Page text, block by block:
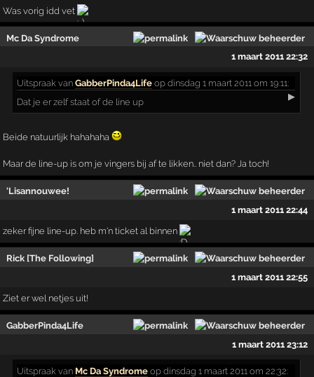
Was vorig idd vet
Mc Da Syndrome
1 maart 2011 22:32
Uitspraak vanGabberPinda4Life op dinsdag 1 maart 2011 om 19:11:
▶
Dat je er zelf staat of de line up
Beide natuurlijk hahahaha
Maar de line-up is om je vingers bij af te likken.. niet dan? Ja toch!
'Lisannouwee!
1 maart 2011 22:44
zeker fijne line-up. heb m'n ticket al binnen
Rick [The Following]
1 maart 2011 22:55
Ziet er wel netjes uit!
GabberPinda4Life
1 maart 2011 23:12
Uitspraak van Mc Da Syndrome op dinsdag 1 maart 2011 om 22:32: